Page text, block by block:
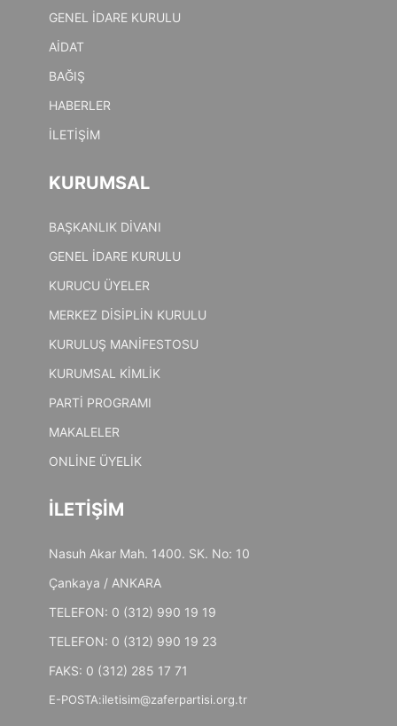
GENEL İDARE KURULU
AİDAT
BAĞIŞ
HABERLER
İLETİŞİM
KURUMSAL
BAŞKANLIK DİVANI
GENEL İDARE KURULU
KURUCU ÜYELER
MERKEZ DİSİPLİN KURULU
KURULUŞ MANİFESTOSU
KURUMSAL KİMLİK
PARTİ PROGRAMI
MAKALELER
ONLİNE ÜYELİK
İLETİŞİM
Nasuh Akar Mah. 1400. SK. No: 10
Çankaya / ANKARA
TELEFON: 0 (312) 990 19 19
TELEFON: 0 (312) 990 19 23
FAKS: 0 (312) 285 17 71
E-POSTA:iletisim@zaferpartisi.org.tr